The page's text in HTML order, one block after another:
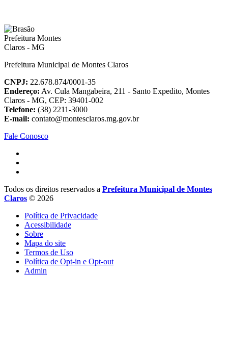
Prefeitura Municipal de Montes Claros
CNPJ: 22.678.874/0001-35
Endereço: Av. Cula Mangabeira, 211 - Santo Expedito, Montes
Claros - MG, CEP: 39401-002
Telefone: (38) 2211-3000
E-mail: contato@montesclaros.mg.gov.br
Fale Conosco
Todos os direitos reservados a Prefeitura Municipal de Montes
Claros © 2026
Política de Privacidade
Acessibilidade
Sobre
Mapa do site
Termos de Uso
Política de Opt-in e Opt-out
Admin